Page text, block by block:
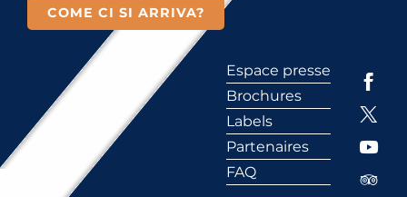
COME CI SI ARRIVA?
Espace presse
Brochures
Labels
Partenaires
FAQ